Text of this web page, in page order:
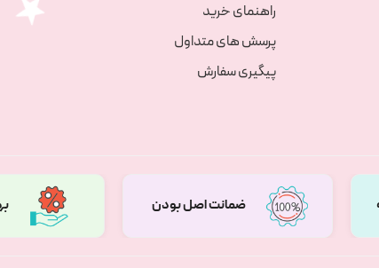
راهنمای خرید
پرسش های متداول
پیگیری سفارش
ضمانت اصل بودن